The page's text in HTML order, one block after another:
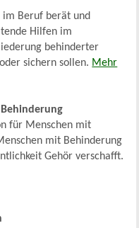
im Beruf berät und
Hilfen im
behinderter
sichern sollen. Mehr
für Menschen mit
mit Behinderung
Gehör verschafft.